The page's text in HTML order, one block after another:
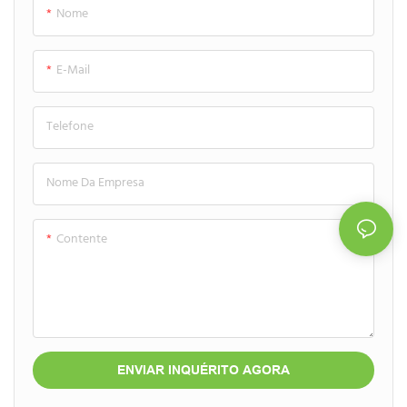
Nome
E-Mail
Telefone
Nome Da Empresa
Contente
ENVIAR INQUÉRITO AGORA
vazamentos que protegem
séruns e glosses labiais nutritivos,
proporcionando uma experiência
fácil e higiênica para os
consumidores de beleza
modernos.
labiais nutritivas, bálsamos e